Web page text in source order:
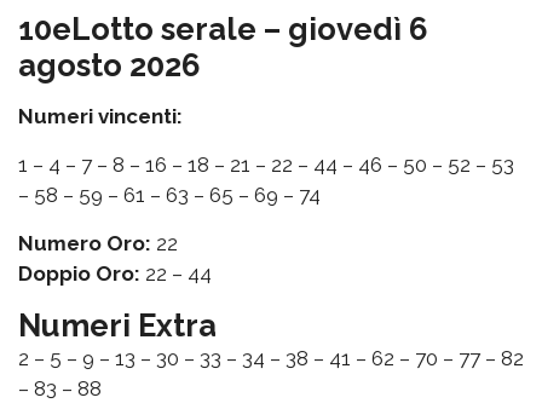
10eLotto serale – giovedì 6
agosto 2026
Numeri vincenti:
1 – 4 – 7 – 8 – 16 – 18 – 21 – 22 – 44 – 46 – 50 – 52 – 53
– 58 – 59 – 61 – 63 – 65 – 69 – 74
Numero Oro: 22
Doppio Oro: 22 – 44
Numeri Extra
2 – 5 – 9 – 13 – 30 – 33 – 34 – 38 – 41 – 62 – 70 – 77 – 82
– 83 – 88